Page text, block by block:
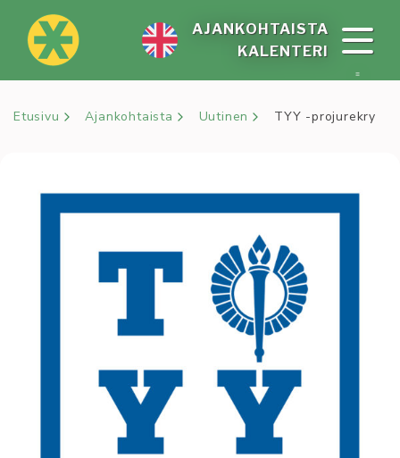
sisältöön
KA­LEN­TE­RI
AJAN­KOH­TAIS­TA
Etusivu Ajankohtaista Uutinen TYY -projurekry